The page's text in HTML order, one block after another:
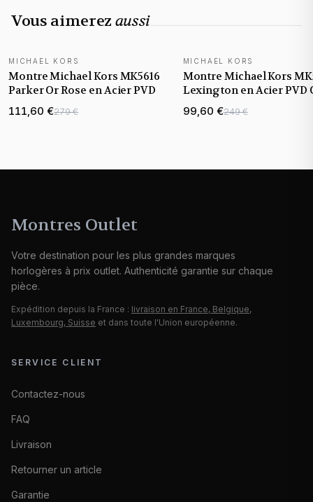
Vous aimerez aussi
MICHAEL KORS
Montre Michael Kors MK5616
Parker Or Rose en Acier PVD
111,60 €279 €
MICHAEL KORS
Montre Michael Kors
Lexington en Acier PVD
Rose avec Chronographe
99,60 €249 €
Montres Outlet
Votre destination pour les plus grandes marques
horlogères à prix outlet. Authenticité garantie sur chaque
pièce.
Expédition depuis la France : livraison en France, Belgique,
Luxembourg, Suisse et dans toute l'Union européenne.
SERVICE CLIENT
Contactez-nous
FAQ
Livraison
Retourner un article
Garantie